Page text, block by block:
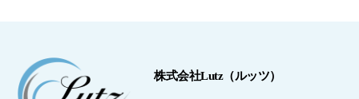
株式会社Lutz（ルッツ）